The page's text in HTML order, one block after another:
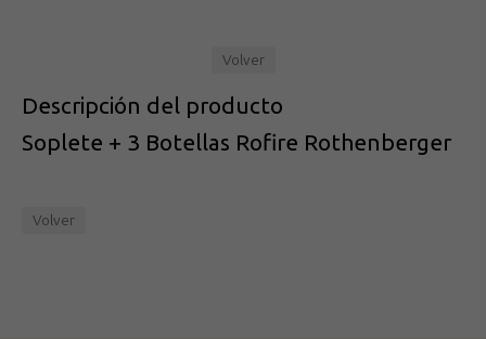
Volver
Descripción del producto
Soplete + 3 Botellas Rofire Rothenberger
Volver